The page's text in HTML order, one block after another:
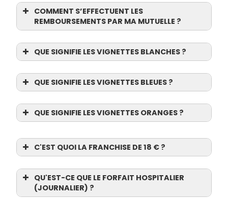
COMMENT S’EFFECTUENT LES
REMBOURSEMENTS PAR MA MUTUELLE ?
QUE SIGNIFIE LES VIGNETTES BLANCHES ?
QUE SIGNIFIE LES VIGNETTES BLEUES ?
QUE SIGNIFIE LES VIGNETTES ORANGES ?
C'EST QUOI LA FRANCHISE DE 18 € ?
QU'EST-CE QUE LE FORFAIT HOSPITALIER
(JOURNALIER) ?